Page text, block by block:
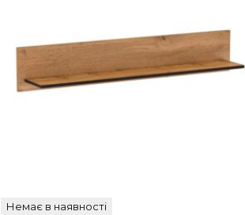
Немає в наявності